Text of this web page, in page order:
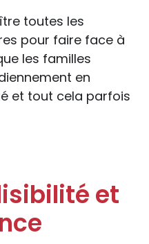
toutes les
pour faire face à
les familles
en
et tout cela parfois
et